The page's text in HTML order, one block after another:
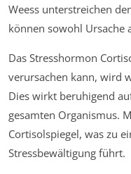
Weess unterstreichen
können sowohl Ursache
Das Stresshormon
verursachen kann, wird
Dies wirkt beruhigend
gesamten Organismus.
Cortisolspiegel, was zu
Stressbewältigung führt.